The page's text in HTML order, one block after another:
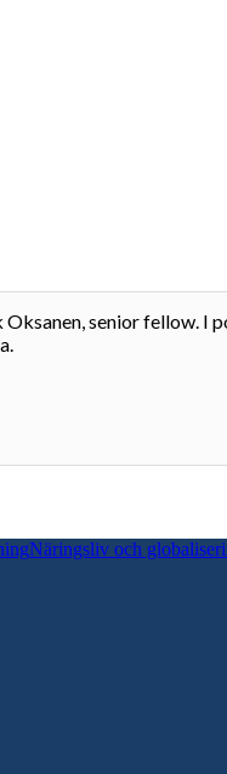
senior fellow. I
Näringsliv och